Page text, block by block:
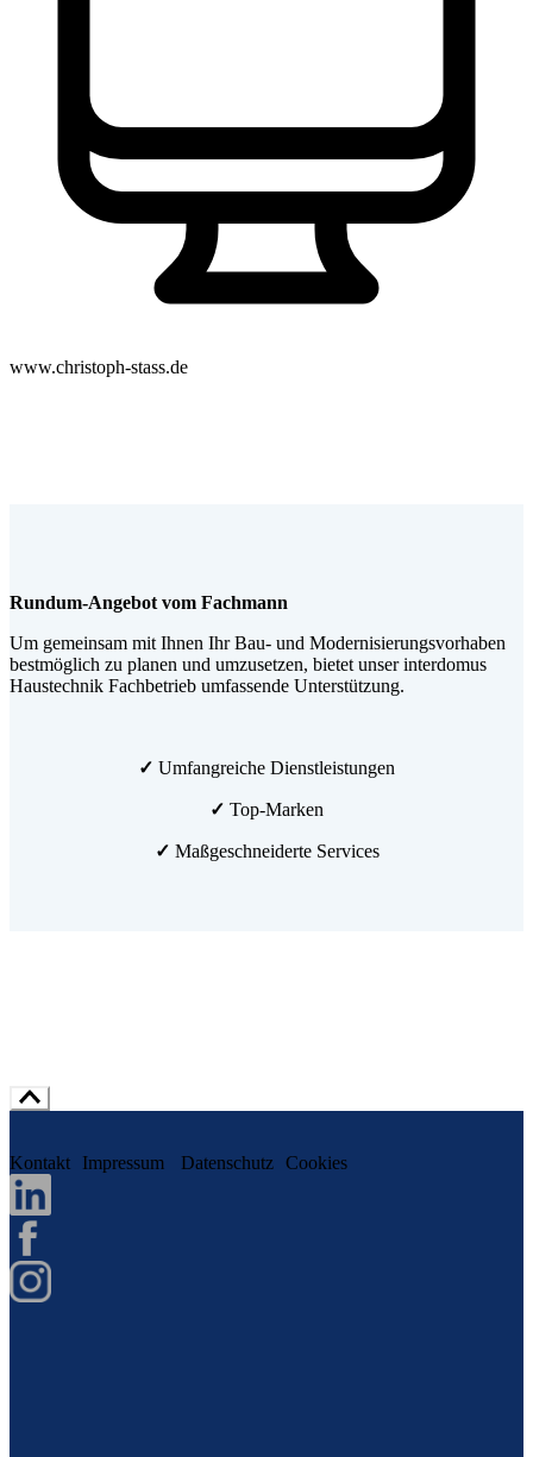
www.christoph-stass.de
Rundum-Angebot vom Fachmann
Um gemeinsam mit Ihnen Ihr Bau- und Modernisierungsvorhaben
bestmöglich zu planen und umzusetzen, bietet unser interdomus
Haustechnik Fachbetrieb umfassende Unterstützung.
✓ Umfangreiche Dienstleistungen
✓ Top-Marken
✓ Maßgeschneiderte Services
Kontakt Impressum Datenschutz Cookies